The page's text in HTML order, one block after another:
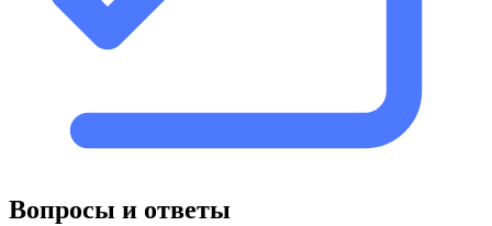
Вопросы и ответы